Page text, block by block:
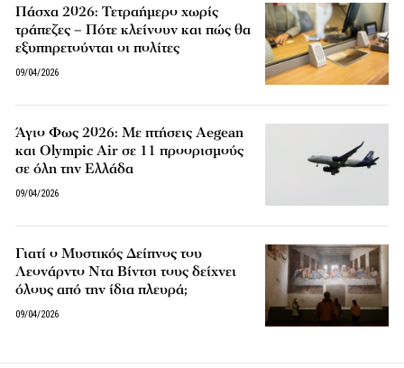
Πάσχα 2026: Τετραήμερο χωρίς
τράπεζες – Πότε κλείνουν και πώς θα
εξυπηρετούνται οι πολίτες
09/04/2026
Άγιο Φως 2026: Με πτήσεις Aegean
και Olympic Air σε 11 προορισμούς
σε όλη την Ελλάδα
09/04/2026
Γιατί ο Μυστικός Δείπνος του
Λεονάρντο Ντα Βίντσι τους δείχνει
όλους από την ίδια πλευρά;
09/04/2026